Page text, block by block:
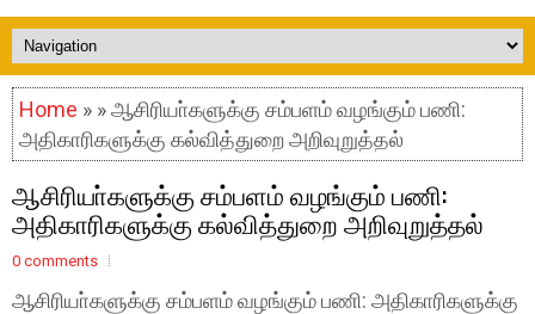
Home » » ஆசிரியா்களுக்கு சம்பளம் வழங்கும் பணி:
அதிகாரிகளுக்கு கல்வித்துறை அறிவுறுத்தல்
ஆசிரியா்களுக்கு சம்பளம் வழங்கும் பணி:
அதிகாரிகளுக்கு கல்வித்துறை அறிவுறுத்தல்
0 comments
ஆசிரியா்களுக்கு சம்பளம் வழங்கும் பணி: அதிகாரிகளுக்கு